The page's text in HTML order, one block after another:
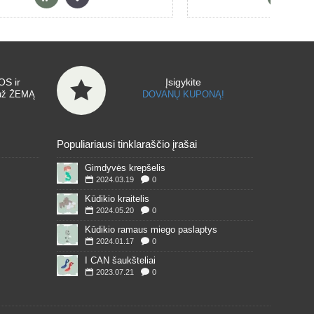
ir
ŽEMĄ
Įsigykite
DOVANŲ KUPONĄ!
Populiariausi tinklaraščio įrašai
Gimdyvės krepšelis
2024.03.19 0
Kūdikio kraitelis
2024.05.20 0
Kūdikio ramaus miego paslaptys
2024.01.17 0
I CAN šaukšteliai
2023.07.21 0